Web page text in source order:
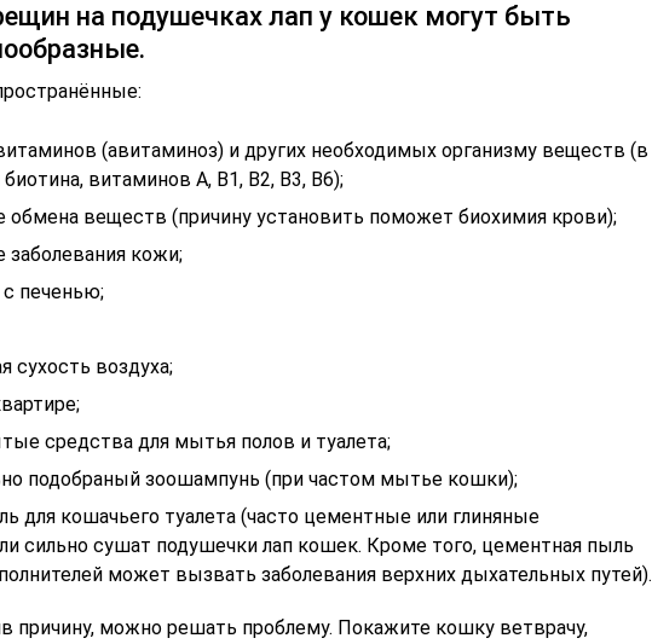
на подушечках лап у кошек могут быть
(авитаминоз) и других необходимых организму веществ (в
биотина, витаминов А, В1, В2, В3, В6);
обмена веществ (причину установить поможет биохимия крови);
заболевания кожи;
печенью;
сухость воздуха;
средства для мытья полов и туалета;
подобраный зоошампунь (при частом мытье кошки);
для кошачьего туалета (часто цементные или глиняные
сильно сушат подушечки лап кошек. Кроме того, цементная пыль
может вызвать заболевания верхних дыхательных путей).
причину, можно решать проблему. Покажите кошку ветврачу,